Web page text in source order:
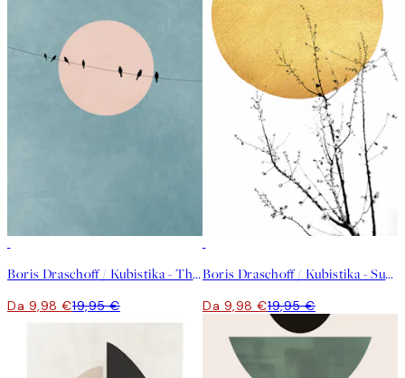
Boris Draschoff / Kubistika - The Beauty of Silence Poster
Da 9,98 €19,95 €
Boris Draschoff / Kubistika - Sunshine of My Life Poster
Da 9,98 €19,95 €